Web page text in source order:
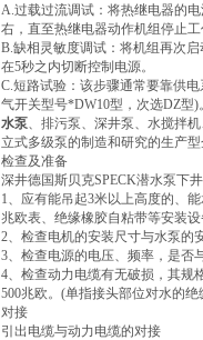
A.过载过流调试：将热继电器的
右，直至热继电器动作机组停止
B.缺相灵敏度调试：将机组再次
在5秒之内切断控制电源。
C.短路试验：该步骤通常要靠供
气开关型号*DW10型，次选DZ型
水泵、排污泵、深井泵、水搅拌
立式多级泵的制造和研究的生产
检查及准备
深井德国斯贝克SPECK潜水泵下
1、应有能吊起3米以上高度的、
兆欧表、绝缘橡胶自粘带等安装
2、检查电机的安装尺寸与水泵的
3、检查电源的电压、频率，是否
4、检查动力电缆有无破损，其规
500兆欧。(单指接头部位对水的绝
对接
引出电缆与动力电缆的对接